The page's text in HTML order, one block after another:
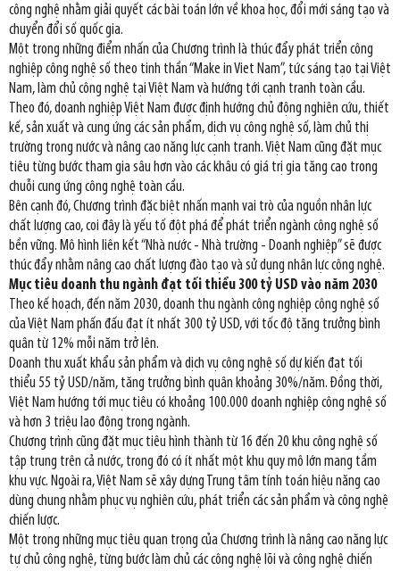
công nghệ nhằm giải quyết các bài toán lớn về khoa học, đổi mới sáng tạo và
chuyển đổi số quốc gia.
Một trong những điểm nhấn của Chương trình là thúc đẩy phát triển công
nghiệp công nghệ số theo tinh thần “Make in Viet Nam”, tức sáng tạo tại Việt
Nam, làm chủ công nghệ tại Việt Nam và hướng tới cạnh tranh toàn cầu.
Theo đó, doanh nghiệp Việt Nam được định hướng chủ động nghiên cứu, thiết
kế, sản xuất và cung ứng các sản phẩm, dịch vụ công nghệ số, làm chủ thị
trường trong nước và nâng cao năng lực cạnh tranh. Việt Nam cũng đặt mục
tiêu từng bước tham gia sâu hơn vào các khâu có giá trị gia tăng cao trong
chuỗi cung ứng công nghệ toàn cầu.
Bên cạnh đó, Chương trình đặc biệt nhấn mạnh vai trò của nguồn nhân lực
chất lượng cao, coi đây là yếu tố đột phá để phát triển ngành công nghệ số
bền vững. Mô hình liên kết “Nhà nước - Nhà trường - Doanh nghiệp” sẽ được
thúc đẩy nhằm nâng cao chất lượng đào tạo và sử dụng nhân lực công nghệ.
Mục tiêu doanh thu ngành đạt tối thiểu 300 tỷ USD vào năm 2030
Theo kế hoạch, đến năm 2030, doanh thu ngành công nghiệp công nghệ số
của Việt Nam phấn đấu đạt ít nhất 300 tỷ USD, với tốc độ tăng trưởng bình
quân từ 12% mỗi năm trở lên.
Doanh thu xuất khẩu sản phẩm và dịch vụ công nghệ số dự kiến đạt tối
thiểu 55 tỷ USD/năm, tăng trưởng bình quân khoảng 30%/năm. Đồng thời,
Việt Nam hướng tới mục tiêu có khoảng 100.000 doanh nghiệp công nghệ số
và hơn 3 triệu lao động trong ngành.
Chương trình cũng đặt mục tiêu hình thành từ 16 đến 20 khu công nghệ số
tập trung trên cả nước, trong đó có ít nhất một khu quy mô lớn mang tầm
khu vực. Ngoài ra, Việt Nam sẽ xây dựng Trung tâm tính toán hiệu năng cao
dùng chung nhằm phục vụ nghiên cứu, phát triển các sản phẩm và công nghệ
chiến lược.
Một trong những mục tiêu quan trọng của Chương trình là nâng cao năng lực
tự chủ công nghệ, từng bước làm chủ các công nghệ lõi và công nghệ chiến